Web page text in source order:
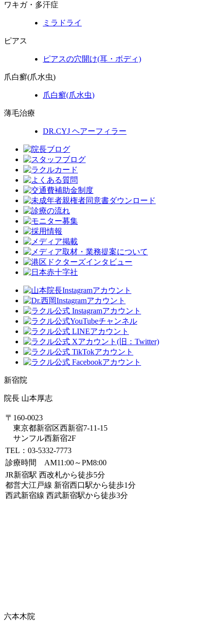
ワキガ・多汗症
ミラドライ
ピアス
ピアスの穴開け(耳・ボディ)
爪白癬(爪水虫)
爪白癬(爪水虫)
薄毛治療
DR.CYJ ヘアーフィラー
新宿院
院長 山本厚志
〒160-0023
東京都新宿区西新宿7-11-15
サンフル西新宿2F
TEL：03-5332-7773
診療時間 AM11:00～PM8:00
JR新宿駅 西改札から徒歩5分
都営大江戸線 新宿西口駅から徒歩1分
西武新宿線 西武新宿駅から徒歩3分
六本木院